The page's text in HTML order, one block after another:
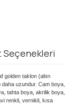
Seçenekleri
golden taklon (altın
uzundur. Cam boya,
tahta boya, akrilik boya,
renkli, vernikli, kısa